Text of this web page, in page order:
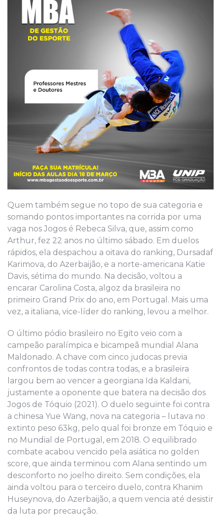
Quem também segue no topo de sua categoria e
somando pontos importantes na corrida por uma
vaga nos Jogos é Rebeca Silva, que, assim como
Arthur, fez 22 anos no último sábado. Em duelos
rápidos, ela despachou a oitava do ranking, Dursadaf
Karimova, do Azerbaijão, e a norte-americana Katie
Davis, sétima do mundo. Na decisão, voltou a
encarar Carolina Costa, algoz da brasileira no
primeiro Grand Prix do ano, em Portugal. Mais uma
vez, a italiana, vice-líder do ranking, levou a melhor.
O último pódio brasileiro no Egito veio com a
campeão paralímpica e bicampeã mundial Alana
Maldonado. A chave com cinco judocas previa
confrontos de todas contra todas, e a brasileira
largou bem ao vencer a georgiana Ida Kaldani,
justamente a oponente que batera na decisão dos
Jogos de Tóquio (2021). O duelo seguinte foi contra
a chinesa Yue Wang, nova na categoria – lutava no
extinto peso 63kg, pelo qual foi bronze em Tóquio e
no Mundial de Portugal, em 2018. O equilibrado
combate acabou vencido pela asiática no golden
score, que ainda terminou com Alana sentindo um
desconforto no joelho direito. Sem condições, ela
ainda voltou para o terceiro duelo, contra Khanim
Huseynova, do Azerbaijão, a quem vencia até desistir
da luta por precaução.